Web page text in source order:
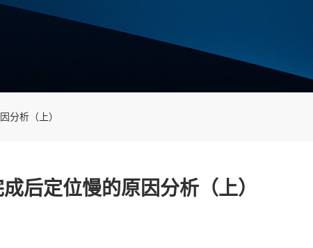
分析（上）
后定位慢的原因分析（上）